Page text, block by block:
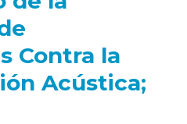
Contra la
Acústica;